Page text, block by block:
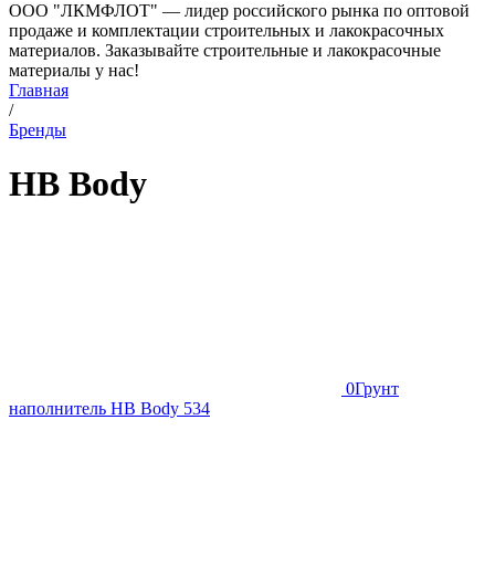
ООО "ЛКМФЛОТ" — лидер российского рынка по оптовой
продаже и комплектации строительных и лакокрасочных
материалов. Заказывайте строительные и лакокрасочные
материалы у нас!
Главная
/
Бренды
HB Body
0Грунт
наполнитель HB Body 534